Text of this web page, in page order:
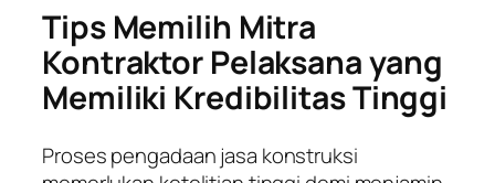
Tips Memilih Mitra
Kontraktor Pelaksana yang
Memiliki Kredibilitas Tinggi
Proses pengadaan jasa konstruksi